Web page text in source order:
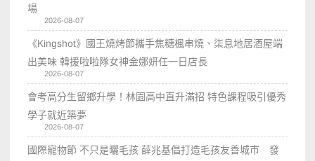
場
2026-08-07
《Kingshot》國王燒烤節攜手焦糖楓串燒、柒息地居酒屋端
出美味 韓援啦啦隊女神金娜妍任一日店長
2026-08-07
會考高分生留鄉升學！林園高中直升滿招 特色課程吸引優秀
學子就近築夢
2026-08-07
國際寵物節 不只是曬毛孩 薛兆基倡打造毛孩友善城市 發